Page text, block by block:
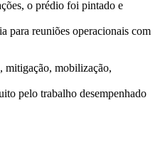
o prédio foi pintado e
para reuniões operacionais com
mitigação, mobilização,
pelo trabalho desempenhado